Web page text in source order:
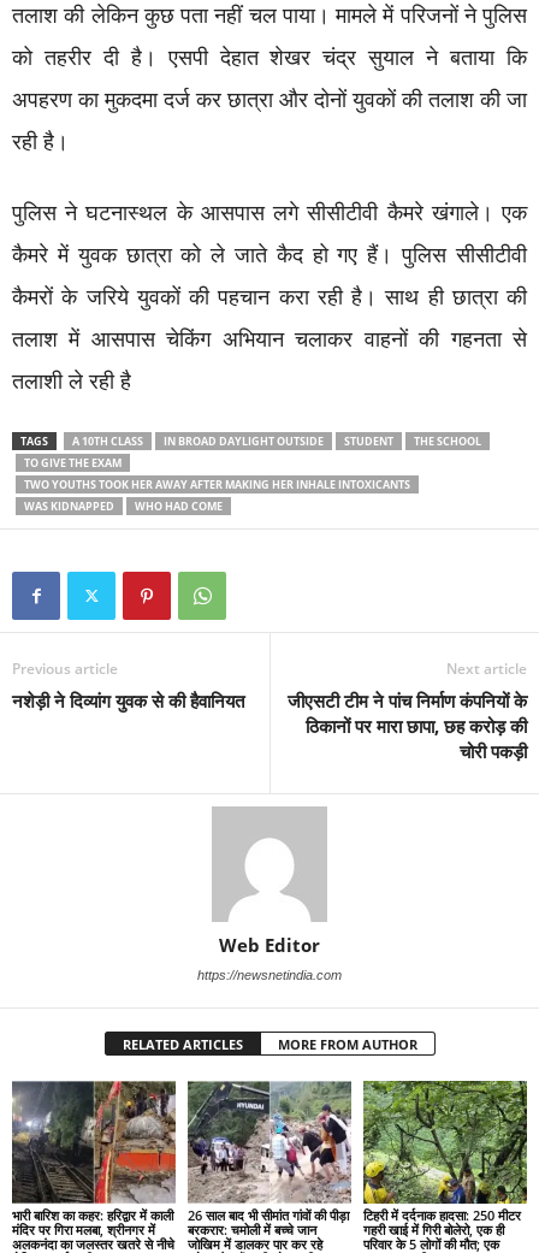
तलाश की लेकिन कुछ पता नहीं चल पाया। मामले में परिजनों ने पुलिस
को तहरीर दी है। एसपी देहात शेखर चंद्र सुयाल ने बताया कि
अपहरण का मुकदमा दर्ज कर छात्रा और दोनों युवकों की तलाश की जा
रही है।
पुलिस ने घटनास्थल के आसपास लगे सीसीटीवी कैमरे खंगाले। एक
कैमरे में युवक छात्रा को ले जाते कैद हो गए हैं। पुलिस सीसीटीवी
कैमरों के जरिये युवकों की पहचान करा रही है। साथ ही छात्रा की
तलाश में आसपास चेकिंग अभियान चलाकर वाहनों की गहनता से
तलाशी ले रही है
TAGS A 10TH CLASS IN BROAD DAYLIGHT OUTSIDE STUDENT
THE SCHOOL
TO GIVE THE EXAM
TWO YOUTHS TOOK HER AWAY AFTER MAKING HER INHALE INTOXICANTS
WAS KIDNAPPED
WHO HAD COME
Previous article
नशेड़ी ने दिव्यांग युवक से की हैवानियत
Next article
जीएसटी टीम ने पांच निर्माण कंपनियों के
ठिकानों पर मारा छापा, छह करोड़ की
चोरी पकड़ी
Web Editor
https://newsnetindia.com
RELATED ARTICLES MORE FROM AUTHOR
भारी बारिश का कहर: हरिद्वार में काली
मंदिर पर गिरा मलबा, श्रीनगर में
अलकनंदा का जलस्तर खतरे से नीचे
26 साल बाद भी सीमांत गांवों की पीड़ा
बरकरार: चमोली में बच्चे जान
जोखिम में डालकर पार कर रहे
टिहरी में दर्दनाक हादसा: 250 मीटर
गहरी खाई में गिरी बोलेरो, एक ही
परिवार के 5 लोगों की मौत; एक